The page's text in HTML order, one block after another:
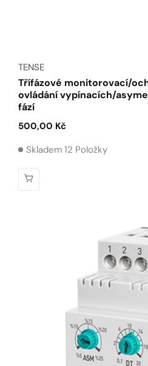
TENSE
Třífázové monitorovací/
ovládání vypínacích/
fází
Běžná
500,00 Kč
Skladem 12 Položky